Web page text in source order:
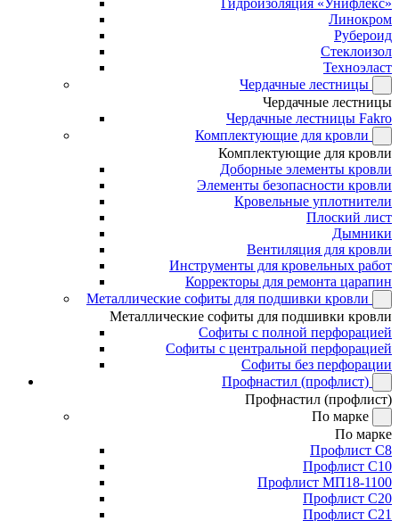
Гидроизоляция «Унифлекс»
Линокром
Рубероид
Стеклоизол
Техноэласт
Чердачные лестницы
Чердачные лестницы
Чердачные лестницы Fakro
Комплектующие для кровли
Комплектующие для кровли
Доборные элементы кровли
Элементы безопасности кровли
Кровельные уплотнители
Плоский лист
Дымники
Вентиляция для кровли
Инструменты для кровельных работ
Корректоры для ремонта царапин
Металлические софиты для подшивки кровли
Металлические софиты для подшивки кровли
Софиты с полной перфорацией
Софиты с центральной перфорацией
Софиты без перфорации
Профнастил (профлист)
Профнастил (профлист)
По марке
По марке
Профлист С8
Профлист С10
Профлист МП18-1100
Профлист С20
Профлист С21